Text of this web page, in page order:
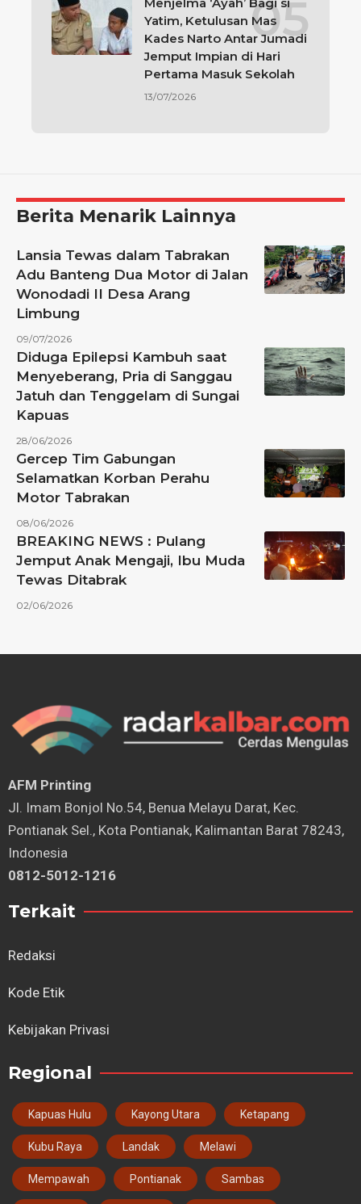
Yatim, Ketulusan Mas
Kades Narto Antar Jumadi
Jemput Impian di Hari
Pertama Masuk Sekolah
13/07/2026
Berita Menarik Lainnya
Lansia Tewas dalam Tabrakan
Adu Banteng Dua Motor di Jalan
Wonodadi II Desa Arang
Limbung
09/07/2026
Diduga Epilepsi Kambuh saat
Menyeberang, Pria di Sanggau
Jatuh dan Tenggelam di Sungai
Kapuas
28/06/2026
Gercep Tim Gabungan
Selamatkan Korban Perahu
Motor Tabrakan
08/06/2026
BREAKING NEWS : Pulang
Jemput Anak Mengaji, Ibu Muda
Tewas Ditabrak
02/06/2026
AFM Printing
⁠Jl. Imam Bonjol No.54, Benua Melayu Darat, Kec.
Pontianak Sel., Kota Pontianak, Kalimantan Barat 78243,
Indonesia
0812-5012-1216
Terkait
Redaksi
Kode Etik
Kebijakan Privasi
Regional
Kapuas Hulu Kayong Utara Ketapang
Kubu Raya Landak Melawi
Mempawah Pontianak Sambas